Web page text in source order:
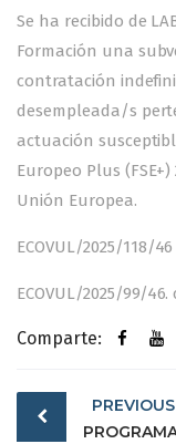
Se ha recibido de
Formación una
contratación
desempleada/s
actuación
Europeo Plus
Unión Europea.
ECOVUL/2025/118/
ECOVUL/2025/99/
Comparte:
Post
navigation